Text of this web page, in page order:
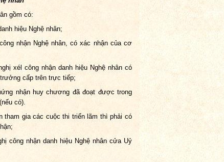
gồm có:
hiệu Nghệ nhân;
nhận Nghệ nhân, có xác nhận của cơ
xél công nhận danh hiệu Nghệ nhân có
cấp trên trực tiếp;
nhận huy chương đã đoạt được trong
có).
gia các cuộc thi triển lãm thì phải có
công nhận danh hiệu Nghệ nhân cửa Uỷ